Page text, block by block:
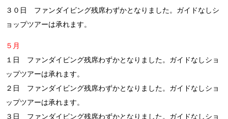
３０日 ファンダイビング残席わずかとなりました。ガイドなしシ
ョップツアーは承れます。
５月
１日 ファンダイビング残席わずかとなりました。ガイドなしショ
ップツアーは承れます。
２日 ファンダイビング残席わずかとなりました。ガイドなしショ
ップツアーは承れます。
３日 ファンダイビング残席わずかとなりました。ガイドなしショ